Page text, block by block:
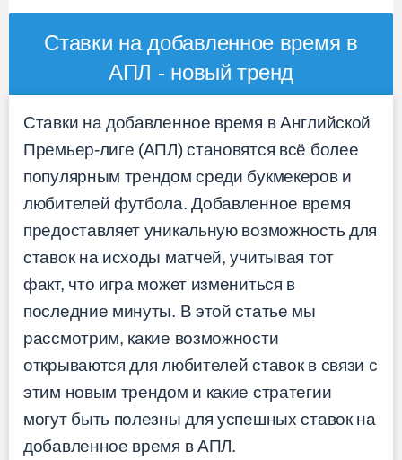
Ставки на добавленное время в
АПЛ - новый тренд
Ставки на добавленное время в Английской
Премьер-лиге (АПЛ) становятся всё более
популярным трендом среди букмекеров и
любителей футбола. Добавленное время
предоставляет уникальную возможность для
ставок на исходы матчей, учитывая тот
факт, что игра может измениться в
последние минуты. В этой статье мы
рассмотрим, какие возможности
открываются для любителей ставок в связи с
этим новым трендом и какие стратегии
могут быть полезны для успешных ставок на
добавленное время в АПЛ.